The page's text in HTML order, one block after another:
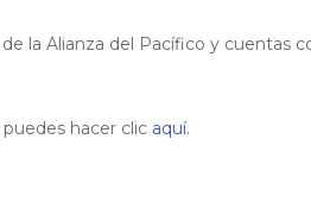
la Alianza del Pacífico y cuentas
hacer clic aquí.